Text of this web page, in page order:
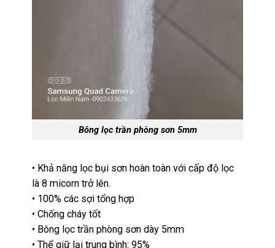
Bông lọc trần phòng sơn 5mm
• Khả năng lọc bụi sơn hoàn toàn với cấp độ lọc
là 8 micorn trở lên.
• 100% các sợi tổng hợp
• Chống cháy tốt
• Bông lọc trần phòng sơn dày 5mm
• Thể giữ lại trung bình: 95%